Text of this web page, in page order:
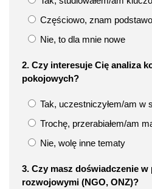
Częściowo, znam
Nie, to dla mnie nowe
2. Czy interesuje Cię analiza
pokojowych?
Tak, uczestniczyłem/am w
Trochę, przerabiałem/am
Nie, wolę inne tematy
3. Czy masz doświadczenie
rozwojowymi (NGO, ONZ)?